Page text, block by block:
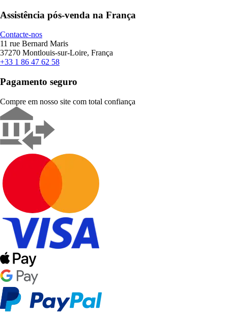
Assistência pós-venda na França
Contacte-nos
11 rue Bernard Maris
37270 Montlouis-sur-Loire, França
+33 1 86 47 62 58
Pagamento seguro
Compre em nosso site com total confiança